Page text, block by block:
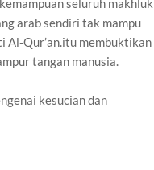
seluruh makhluk
arab sendiri tak mampu
Al-Qur’an.itu membuktikan
tangan manusia.
kesucian dan